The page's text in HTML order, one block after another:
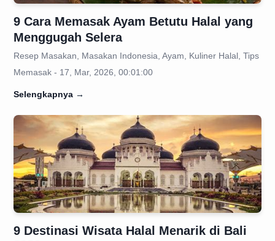
9 Cara Memasak Ayam Betutu Halal yang
Menggugah Selera
Resep Masakan, Masakan Indonesia, Ayam, Kuliner Halal, Tips
Memasak - 17, Mar, 2026, 00:01:00
Selengkapnya →
9 Destinasi Wisata Halal Menarik di Bali